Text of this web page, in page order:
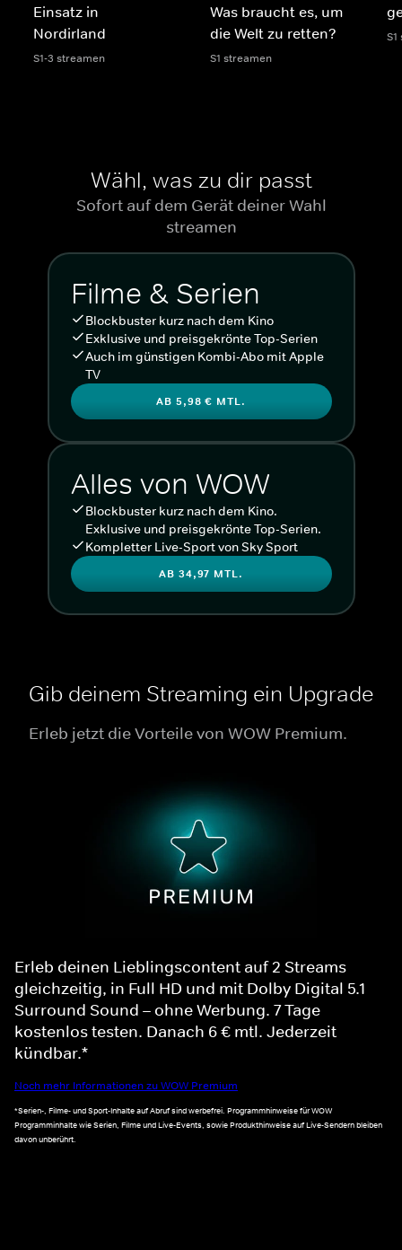
Einsatz in
Nordirland
S1-3 streamen
Was braucht es, um
die Welt zu retten?
S1 streamen
Wähl, was zu dir passt
Sofort auf dem Gerät deiner Wahl
streamen
Filme & Serien
Blockbuster kurz nach dem Kino
Exklusive und preisgekrönte Top-Serien
Auch im günstigen Kombi-Abo mit Apple
TV
AB 5,98 € MTL.
Alles von WOW
Blockbuster kurz nach dem Kino.
Exklusive und preisgekrönte Top-Serien.
Kompletter Live-Sport von Sky Sport
AB 34,97 MTL.
Gib deinem Streaming ein Upgrade
Erleb jetzt die Vorteile von WOW Premium.
Erleb deinen Lieblingscontent auf 2 Streams
gleichzeitig, in Full HD und mit Dolby Digital 5.1
Surround Sound – ohne Werbung. 7 Tage
kostenlos testen. Danach 6 € mtl. Jederzeit
kündbar.*
Noch mehr Informationen zu WOW Premium
*Serien-, Filme- und Sport-Inhalte auf Abruf sind werbefrei. Programmhinweise für WOW
Programminhalte wie Serien, Filme und Live-Events, sowie Produkthinweise auf Live-Sendern bleiben
davon unberührt.